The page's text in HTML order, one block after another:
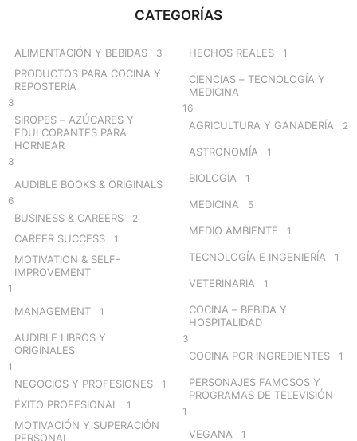
CATEGORÍAS
ALIMENTACIÓN Y BEBIDAS 3
PRODUCTOS PARA COCINA Y
REPOSTERÍA
3
SIROPES – AZÚCARES Y
EDULCORANTES PARA
HORNEAR
3
AUDIBLE BOOKS & ORIGINALS
6
BUSINESS & CAREERS 2
CAREER SUCCESS 1
MOTIVATION & SELF-
IMPROVEMENT
1
MANAGEMENT 1
AUDIBLE LIBROS Y
ORIGINALES
1
NEGOCIOS Y PROFESIONES 1
ÉXITO PROFESIONAL 1
MOTIVACIÓN Y SUPERACIÓN
PERSONAL
HECHOS REALES 1
CIENCIAS – TECNOLOGÍA Y
MEDICINA
16
AGRICULTURA Y GANADERÍA 2
ASTRONOMÍA 1
BIOLOGÍA 1
MEDICINA 5
MEDIO AMBIENTE 1
TECNOLOGÍA E INGENIERÍA 1
VETERINARIA 1
COCINA – BEBIDA Y
HOSPITALIDAD
3
COCINA POR INGREDIENTES 1
PERSONAJES FAMOSOS Y
PROGRAMAS DE TELEVISIÓN
1
VEGANA 1